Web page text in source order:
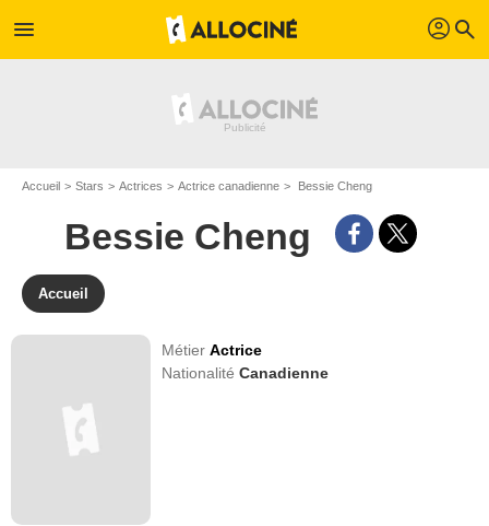
menu profil search
Accueil Stars Actrices Actrice canadienne Bessie Cheng
Bessie Cheng
Accueil
MétierActrice
NationalitéCanadienne